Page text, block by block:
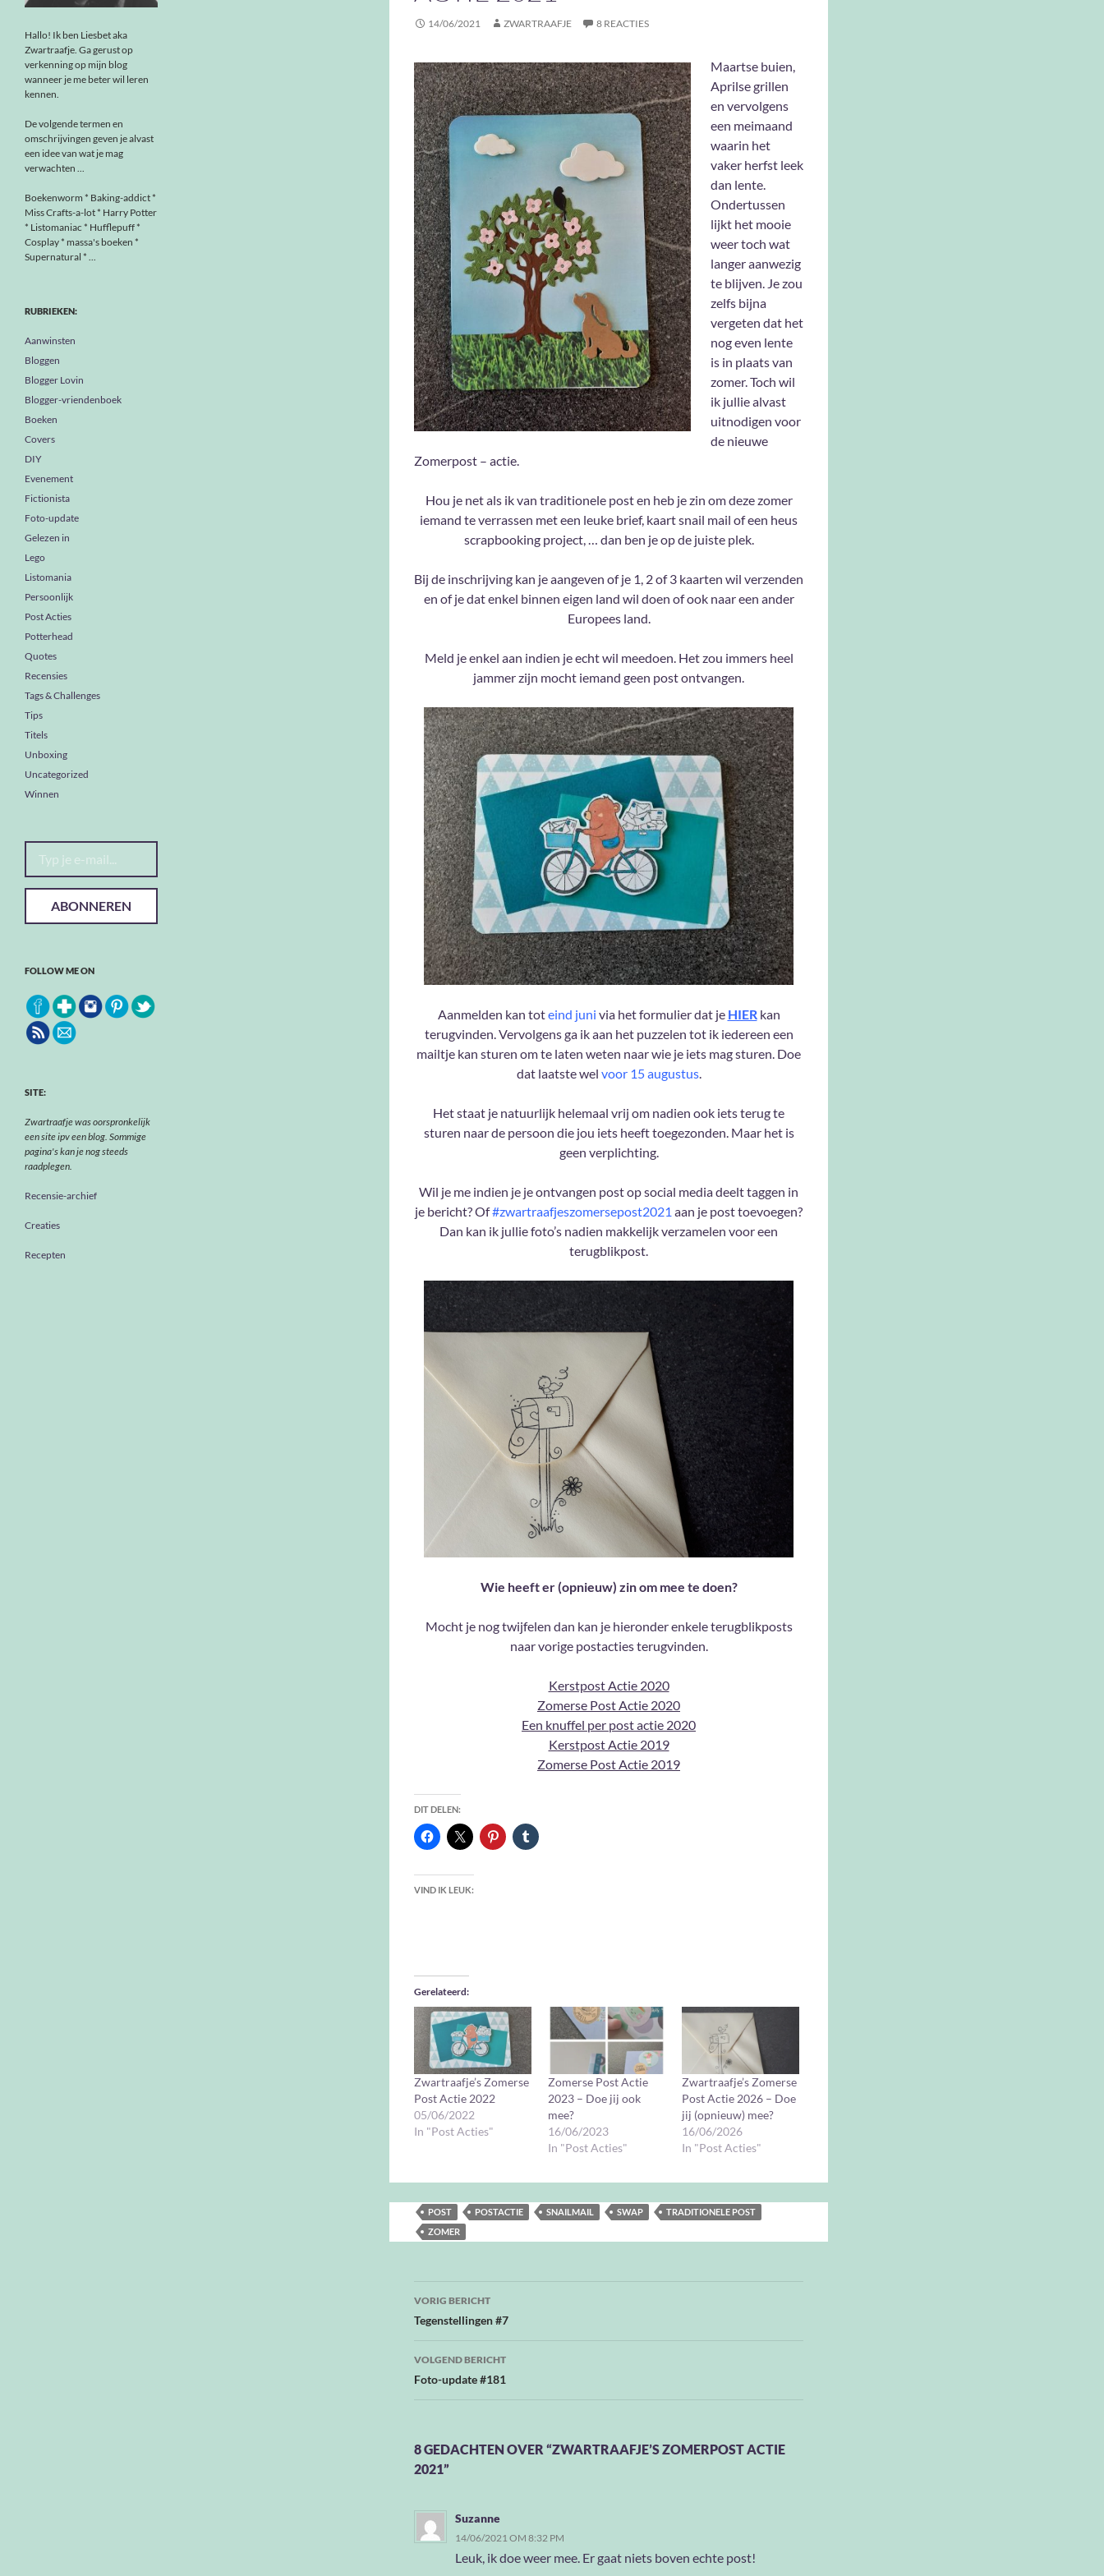
14/06/2021 ZWARTRAAFJE 8 REACTIES
Maartse buien,
Aprilse grillen
en vervolgens
een meimaand
waarin het
vaker herfst leek
dan lente.
Ondertussen
lijkt het mooie
weer toch wat
langer aanwezig
te blijven. Je zou
zelfs bijna
vergeten dat het
nog even lente
is in plaats van
zomer. Toch wil
ik jullie alvast
uitnodigen voor
de nieuwe
Zomerpost – actie.
Hou je net als ik van traditionele post en heb je zin om deze zomer
iemand te verrassen met een leuke brief, kaart snail mail of een heus
scrapbooking project, … dan ben je op de juiste plek.
Bij de inschrijving kan je aangeven of je 1, 2 of 3 kaarten wil verzenden
en of je dat enkel binnen eigen land wil doen of ook naar een ander
Europees land.
Meld je enkel aan indien je echt wil meedoen. Het zou immers heel
jammer zijn mocht iemand geen post ontvangen.
Aanmelden kan toteind juni via het formulier dat je HIERkan
terugvinden. Vervolgens ga ik aan het puzzelen tot ik iedereen een
mailtje kan sturen om te laten weten naar wie je iets mag sturen. Doe
dat laatste wel voor 15 augustus.
Het staat je natuurlijk helemaal vrij om nadien ook iets terug te
sturen naar de persoon die jou iets heeft toegezonden. Maar het is
geen verplichting.
Wil je me indien je je ontvangen post op social media deelt taggen in
je bericht? Of#zwartraafjeszomersepost2021 aan je post toevoegen?
Dan kan ik jullie foto’s nadien makkelijk verzamelen voor een
terugblikpost.
Wie heeft er (opnieuw) zin om mee te doen?
Mocht je nog twijfelen dan kan je hieronder enkele terugblikposts
naar vorige postacties terugvinden.
Kerstpost Actie 2020
Zomerse Post Actie 2020
Een knuffel per post actie 2020
Kerstpost Actie 2019
Zomerse Post Actie 2019
DIT DELEN:
VIND IK LEUK:
Gerelateerd
Zwartraafje’s Zomerse
Post Actie 2022
05/06/2022
In "Post Acties"
Zomerse Post Actie
2023 – Doe jij ook
mee?
16/06/2023
In "Post Acties"
Zwartraafje’s Zomerse
Post Actie 2026 – Doe
jij (opnieuw) mee?
16/06/2026
In "Post Acties"
POST POSTACTIE SNAILMAIL SWAP
TRADITIONELE POST
ZOMER
Bericht
navigatie
VORIG BERICHT
Tegenstellingen #7
VOLGEND BERICHT
Foto-update #181
8 GEDACHTEN OVER “ZWARTRAAFJE’S ZOMERPOST ACTIE
2021”
Suzanne
14/06/2021 OM 8:32 PM
Leuk, ik doe weer mee. Er gaat niets boven echte post!
Hallo! Ik ben Liesbet aka
Zwartraafje. Ga gerust op
verkenning op mijn blog
wanneer je me beter wil leren
kennen.
De volgende termen en
omschrijvingen geven je alvast
een idee van wat je mag
verwachten ...
Boekenworm * Baking-addict *
Miss Crafts-a-lot * Harry Potter
* Listomaniac * Hufflepuff *
Cosplay * massa's boeken *
Supernatural * ...
RUBRIEKEN:
Aanwinsten
Bloggen
Blogger Lovin
Blogger-vriendenboek
Boeken
Covers
DIY
Evenement
Fictionista
Foto-update
Gelezen in
Lego
Listomania
Persoonlijk
Post Acties
Potterhead
Quotes
Recensies
Tags & Challenges
Tips
Titels
Unboxing
Uncategorized
Winnen
Typ je e-mail...
ABONNEREN
FOLLOW ME ON
SITE:
Zwartraafje was oorspronkelijk
een site ipv een blog. Sommige
pagina's kan je nog steeds
raadplegen.
Recensie-archief
Creaties
Recepten